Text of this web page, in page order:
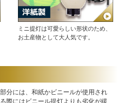
ミニ提灯は可愛らしい形状のため、
お土産物として大人気です。
分には、和紙かビニールが使用され
際にはビニール提灯よりも劣化が緩